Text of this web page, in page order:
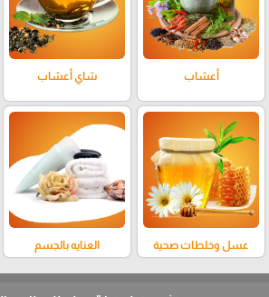
أعشاب شاي أعشاب
عسل وخلطات صحية العنايه بالجسم